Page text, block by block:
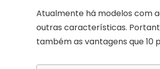
Atualmente há modelos com
outras características.
também as vantagens que 10